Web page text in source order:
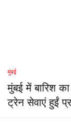
मुंबई
मुंबई में बारिश
ट्रेन सेवाएं हुईं